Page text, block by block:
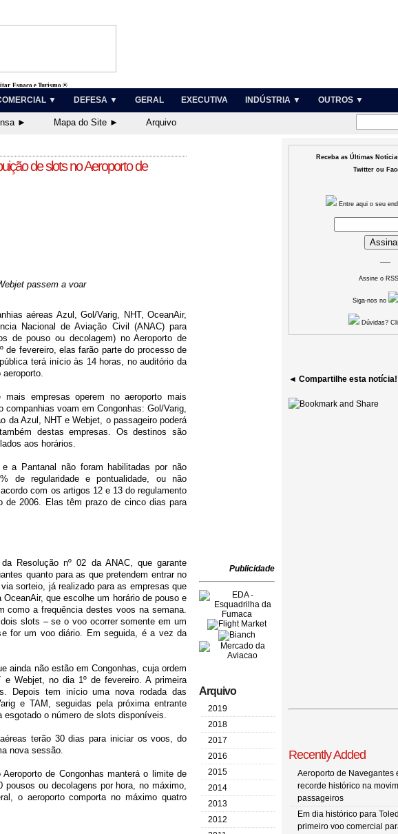
Espaço e Turismo ®
▼ DEFESA ▼ GERAL EXECUTIVA INDÚSTRIA ▼ OUTROS ▼
► Mapa do Site ► Arquivo
de slots no Aeroporto de
passem a voar
aéreas Azul, Gol/Varig, NHT, OceanAir,
Nacional de Aviação Civil (ANAC) para
de pouso ou decolagem) no Aeroporto de
de fevereiro, elas farão parte do processo de
terá início às 14 horas, no auditório da
empresas operem no aeroporto mais
voam em Congonhas: Gol/Varig,
da Azul, NHT e Webjet, o passageiro poderá
destas empresas. Os destinos são
aos horários.
a Pantanal não foram habilitadas por não
de regularidade e pontualidade, ou não
com os artigos 12 e 13 do regulamento
de 2006. Elas têm prazo de cinco dias para
Resolução nº 02 da ANAC, que garante
quanto para as que pretendem entrar no
sorteio, já realizado para as empresas que
que escolhe um horário de pouso e
como a frequência destes voos na semana.
slots – se o voo ocorrer somente em um
for um voo diário. Em seguida, é a vez da
ainda não estão em Congonhas, cuja ordem
Webjet, no dia 1º de fevereiro. A primeira
Depois tem início uma nova rodada das
e TAM, seguidas pela próxima entrante
o número de slots disponíveis.
terão 30 dias para iniciar os voos, do
nova sessão.
de Congonhas manterá o limite de
ou decolagens por hora, no máximo,
o aeroporto comporta no máximo quatro
Publicidade
Arquivo
2019
2018
2017
2016
2015
2014
2013
2012
Receba as Últimas
Twitter ou
Entre aqui o seu
Assine o
Siga-nos no
Dúvidas?
◄ Compartilhe esta notícia!
Recently Added
Aeroporto de Navegantes
recorde histórico na
passageiros
Em dia histórico para
primeiro voo comercial